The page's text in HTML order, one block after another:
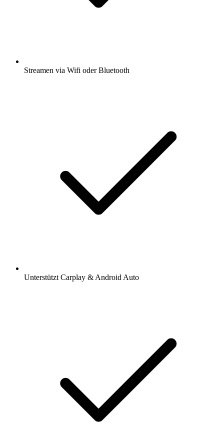
Streamen via Wifi oder Bluetooth
Unterstützt Carplay & Android Auto